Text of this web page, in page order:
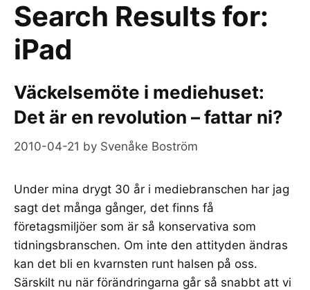
Search Results for:
iPad
Väckelsemöte i mediehuset:
Det är en revolution – fattar ni?
2010-04-21 by Svenåke Boström
Under mina drygt 30 år i mediebranschen har jag
sagt det många gånger, det finns få
företagsmiljöer som är så konservativa som
tidningsbranschen. Om inte den attityden ändras
kan det bli en kvarnsten runt halsen på oss.
Särskilt nu när förändringarna går så snabbt att vi